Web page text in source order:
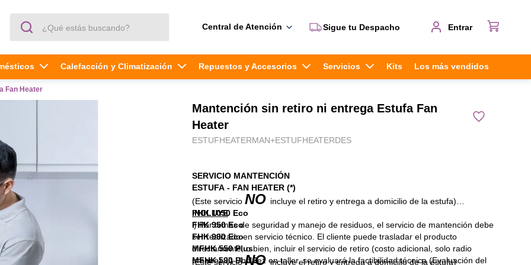
Central de Atención Sigue tu Despacho Entrar
Calefacción y Climatización Repuestos y Accesorios Servicios Kits Los más vendidos
Fan Heater
Mantención sin retiro ni entrega Estufa Fan
Heater
ESTUFHEATERMAN+ESTUFHEATERDES
SERVICIO MANTENCIÓN
ESTUFA - FAN HEATER (*)
(Este servicio NO incluye el retiro y entrega a domicilio de la estufa)
INCLUYE
i) Por temas de seguridad y manejo de residuos, el servicio de mantención debe
ser realizado en servicio técnico. El cliente puede trasladar el producto
directamente, o bien, incluir el servicio de retiro (costo adicional, solo radio
urbano). ii) Una vez en taller, se evaluará la factibilidad técnica (Evaluación del
FHK 1050 Eco
FHK 950 Eco
FHK 990 Eco
MFHK 550 Plus
MFHK 590 PLUS
(Este servicioNOincluye el retiro y entrega a domicilio de la estufa)